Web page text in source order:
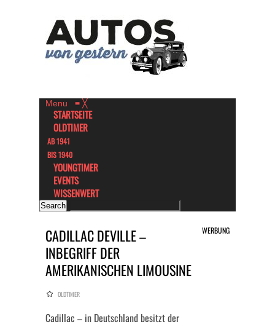
Menu ≡ ╳
STARTSEITE
OLDTIMER
AB 1941
BIS 1940
YOUNGTIMER
EVENTS
WISSENWERT
CADILLAC DEVILLE –
INBEGRIFF DER
AMERIKANISCHEN LIMOUSINE
WERBUNG
OLDTIMER
Cadillac – in Deutschland besitzt der